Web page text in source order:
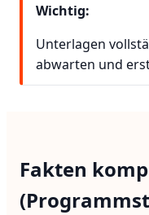
Wichtig:
Unterlagen
abwarten und
Fakten